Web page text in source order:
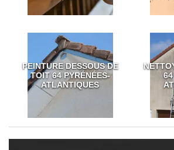
PEINTURE DESSOUS DE
TOIT 64 PYRÉNÉES-
ATLANTIQUES
64